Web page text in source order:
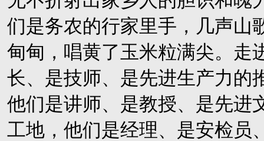
们是务农的行家里手，几声山
甸甸，唱黄了玉米粒满尖。走
长、是技师、是先进生产力的
他们是讲师、是教授、是先进
工地，他们是经理、是安检员